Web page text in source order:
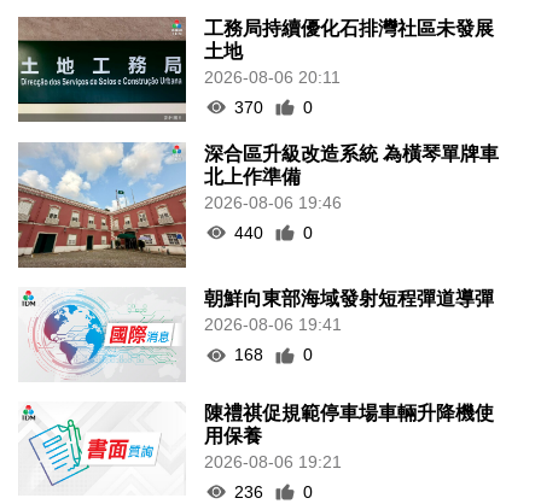
工務局持續優化石排灣社區未發展
土地
2026-08-06 20:11
370
0
深合區升級改造系統 為橫琴單牌車
北上作準備
2026-08-06 19:46
440
0
朝鮮向東部海域發射短程彈道導彈
2026-08-06 19:41
168
0
陳禮祺促規範停車場車輛升降機使
用保養
2026-08-06 19:21
236
0